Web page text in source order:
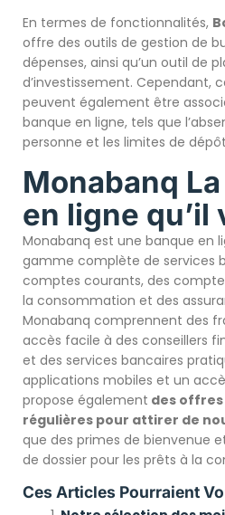
En termes de fonctionnalités,
offre des outils de gestion de
dépenses, ainsi qu’un outil de
d’investissement. Cependant,
peuvent également être
banque en ligne, tels que
personne et les limites de
Monabanq
en ligne qu’il
Monabanq est une banque en
gamme complète de services
comptes courants, des
la consommation et des
Monabanq comprennent des
accès facile à des conseillers
et des services bancaires
applications mobiles et un
propose également des
régulières pour attirer de
que des primes de bienvenue
de dossier pour les prêts à la
Ces Articles Pourraient